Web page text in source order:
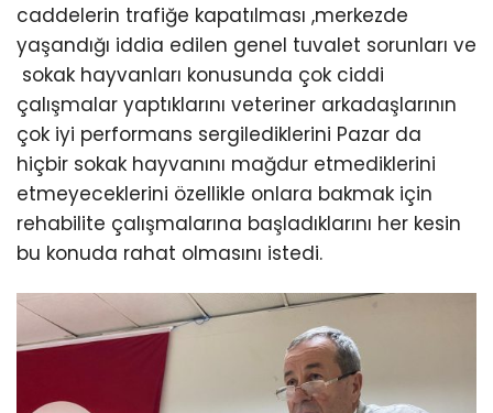
caddelerin trafiğe kapatılması ,merkezde
yaşandığı iddia edilen genel tuvalet sorunları ve
sokak hayvanları konusunda çok ciddi
çalışmalar yaptıklarını veteriner arkadaşlarının
çok iyi performans sergilediklerini Pazar da
hiçbir sokak hayvanını mağdur etmediklerini
etmeyeceklerini özellikle onlara bakmak için
rehabilite çalışmalarına başladıklarını her kesin
bu konuda rahat olmasını istedi.